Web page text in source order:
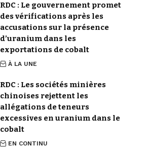
RDC : Le gouvernement promet
des vérifications après les
accusations sur la présence
d’uranium dans les
exportations de cobalt
À LA UNE
RDC : Les sociétés minières
chinoises rejettent les
allégations de teneurs
excessives en uranium dans le
cobalt
EN CONTINU